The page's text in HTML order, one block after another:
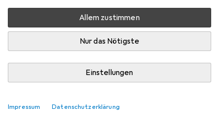
Allem zustimmen
Nur das Nötigste
Einstellungen
Impressum Datenschutzerklärung